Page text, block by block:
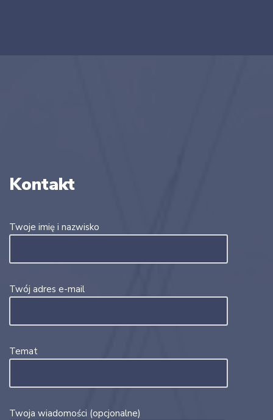
Kontakt
Twoje imię i nazwisko
Twój adres e-mail
Temat
Twoja wiadomości (opcjonalne)